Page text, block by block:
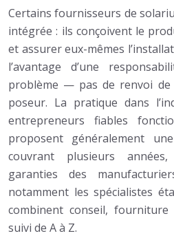
Certains fournisseurs de
intégrée : ils conçoivent le
et assurer eux-mêmes
l’avantage d’une
problème — pas de renvoi
poseur. La pratique dans
entrepreneurs fiables
proposent généralement
couvrant plusieurs
garanties des
notamment les spécialistes
combinent conseil,
suivi de A à Z.